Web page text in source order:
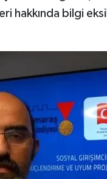
hakkında bilgi